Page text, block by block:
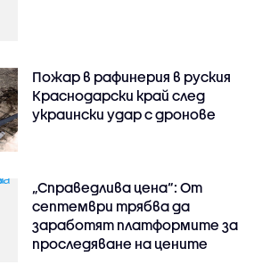
Пожар в рафинерия в руския
Краснодарски край след
украински удар с дронове
„Справедлива цена“: От
септември трябва да
заработят платформите за
проследяване на цените